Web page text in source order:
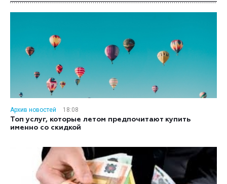
Архив новостей
18:08
Топ услуг, которые летом предпочитают купить
именно со скидкой